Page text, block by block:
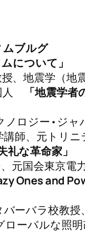
ブルグ
について」
、地震学（地
人
「地震学者
ノロジー•ジャ
師、元トリニ
礼な革命家」
元国会東京電
Ones and
ーバラ校教授
ーバルな照明